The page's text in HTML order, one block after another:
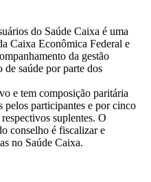
do Saúde Caixa é uma
Caixa Econômica Federal e
da gestão
saúde por parte dos
e tem composição paritária
pelos participantes e por cinco
suplentes. O
conselho é fiscalizar e
no Saúde Caixa.